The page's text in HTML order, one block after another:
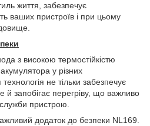
життя, забезпечує
ваших пристроїв і при цьому
з високою термостійкістю
у різних
не тільки забезпечує
й запобігає перегріву, що важливо
пристрою.
додаток до безпеки NL169.